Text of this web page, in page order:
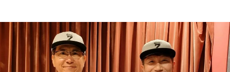
お知らせ
イベント・グッズ
YouTube
会社情報